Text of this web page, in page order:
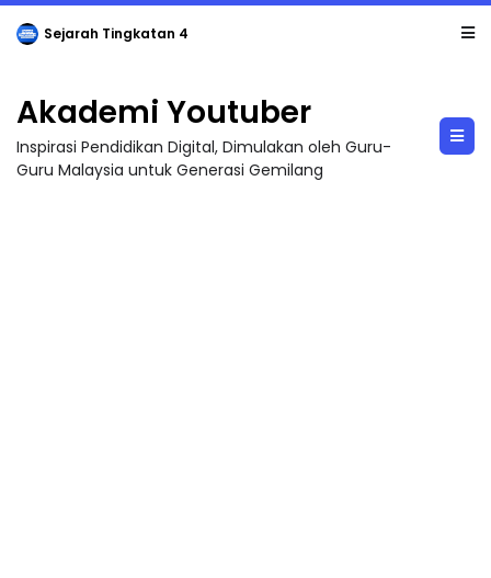
LIVE 🔴 [LIVE] PRINSIP PERAKAUNAN, BEDAH TUNTAS SOALAN 1 TRIAL OLEH CIKGU ...
Akademi Youtuber
Inspirasi Pendidikan Digital, Dimulakan oleh Guru-
Guru Malaysia untuk Generasi Gemilang